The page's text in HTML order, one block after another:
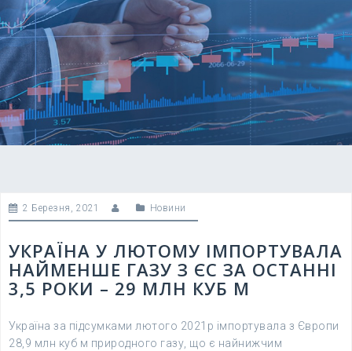
2 Березня, 2021 Новини
УКРАЇНА У ЛЮТОМУ ІМПОРТУВАЛА
НАЙМЕНШЕ ГАЗУ З ЄС ЗА ОСТАННІ
3,5 РОКИ – 29 МЛН КУБ М
Україна за підсумками лютого 2021р імпортувала з Європи
28,9 млн куб м природного газу, що є найнижчим